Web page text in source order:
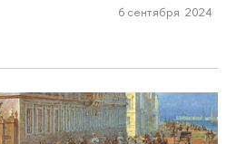
6 сентября 2024